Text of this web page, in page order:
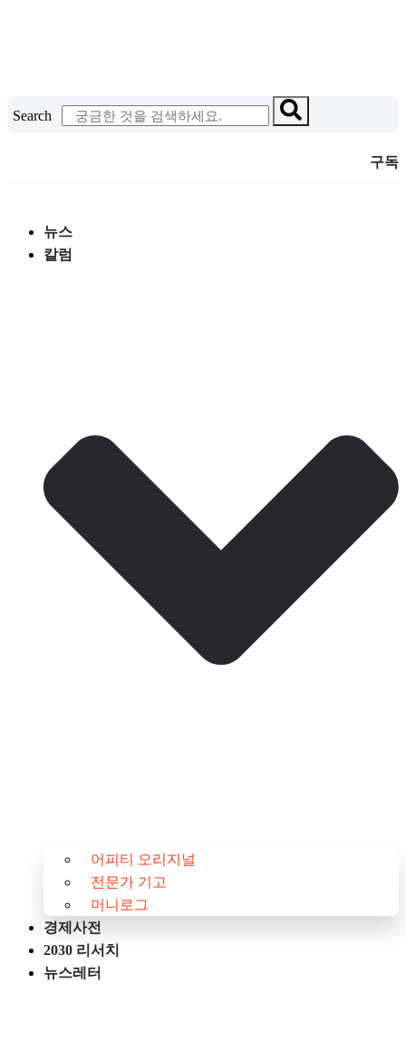
건
Search
구독
뉴스
칼럼
어피티 오리지널
전문가 기고
머니로그
경제사전
2030 리서치
뉴스레터